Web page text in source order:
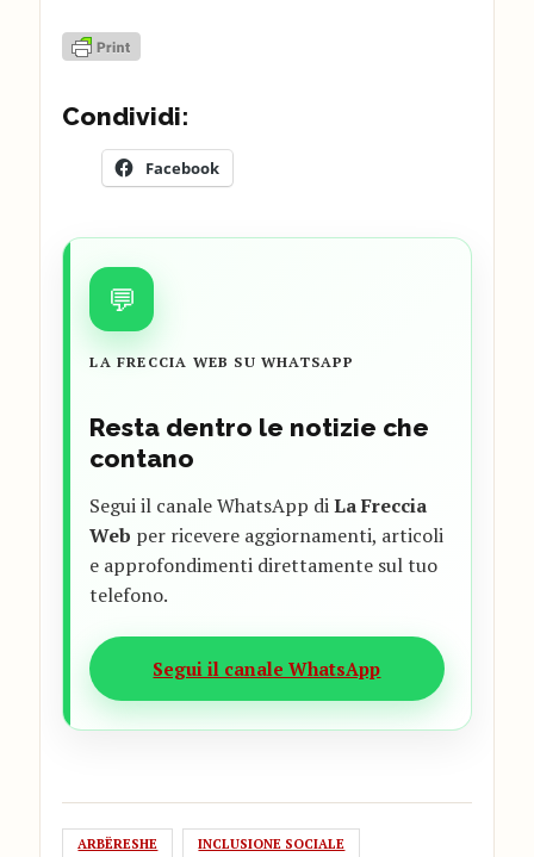
Condividi:
Facebook
💬
LA FRECCIA WEB SU WHATSAPP
Resta dentro le notizie che
contano
Segui il canale WhatsApp diLa Freccia
Web per ricevere aggiornamenti, articoli
e approfondimenti direttamente sul tuo
telefono.
Segui il canale WhatsApp
ARBËRESHE INCLUSIONE SOCIALE